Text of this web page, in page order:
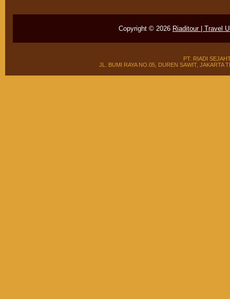
Copyright © 2026 Riaditour | Travel
PT. RIADI
JL. BUMI RAYA NO.05, DUREN SAWIT, JAKARTA